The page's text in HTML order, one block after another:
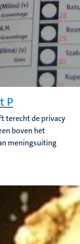
P
terecht de privacy
boven het
meningsuiting